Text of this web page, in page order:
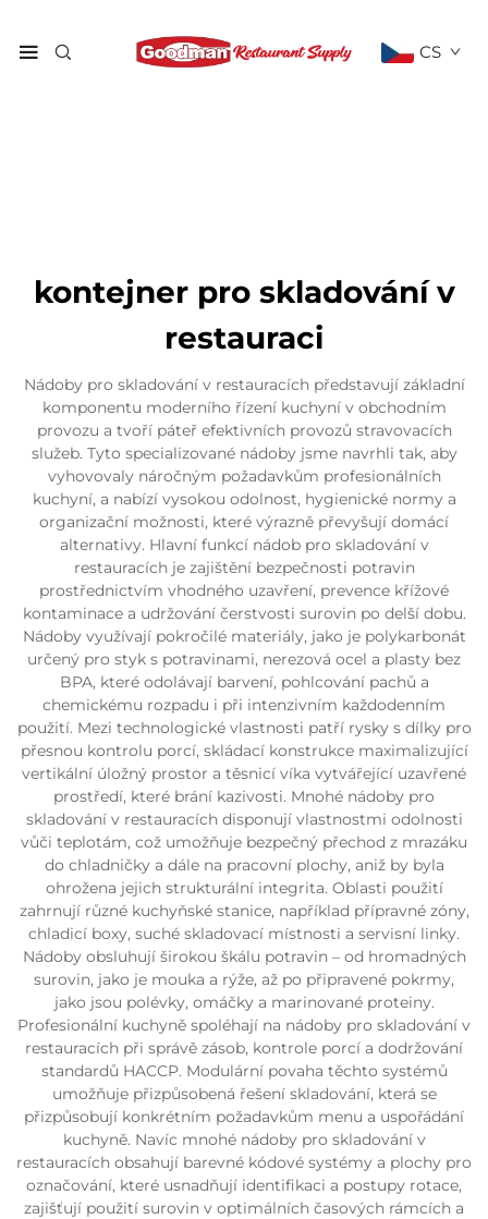
CS
kontejner pro skladování v
restauraci
Nádoby pro skladování v restauracích představují základní
komponentu moderního řízení kuchyní v obchodním
provozu a tvoří páteř efektivních provozů stravovacích
služeb. Tyto specializované nádoby jsme navrhli tak, aby
vyhovovaly náročným požadavkům profesionálních
kuchyní, a nabízí vysokou odolnost, hygienické normy a
organizační možnosti, které výrazně převyšují domácí
alternativy. Hlavní funkcí nádob pro skladování v
restauracích je zajištění bezpečnosti potravin
prostřednictvím vhodného uzavření, prevence křížové
kontaminace a udržování čerstvosti surovin po delší dobu.
Nádoby využívají pokročilé materiály, jako je polykarbonát
určený pro styk s potravinami, nerezová ocel a plasty bez
BPA, které odolávají barvení, pohlcování pachů a
chemickému rozpadu i při intenzivním každodenním
použití. Mezi technologické vlastnosti patří rysky s dílky pro
přesnou kontrolu porcí, skládací konstrukce maximalizující
vertikální úložný prostor a těsnicí víka vytvářející uzavřené
prostředí, které brání kazivosti. Mnohé nádoby pro
skladování v restauracích disponují vlastnostmi odolnosti
vůči teplotám, což umožňuje bezpečný přechod z mrazáku
do chladničky a dále na pracovní plochy, aniž by byla
ohrožena jejich strukturální integrita. Oblasti použití
zahrnují různé kuchyňské stanice, například přípravné zóny,
chladicí boxy, suché skladovací místnosti a servisní linky.
Nádoby obsluhují širokou škálu potravin – od hromadných
surovin, jako je mouka a rýže, až po připravené pokrmy,
jako jsou polévky, omáčky a marinované proteiny.
Profesionální kuchyně spoléhají na nádoby pro skladování v
restauracích při správě zásob, kontrole porcí a dodržování
standardů HACCP. Modulární povaha těchto systémů
umožňuje přizpůsobená řešení skladování, která se
přizpůsobují konkrétním požadavkům menu a uspořádání
kuchyně. Navíc mnohé nádoby pro skladování v
restauracích obsahují barevné kódové systémy a plochy pro
označování, které usnadňují identifikaci a postupy rotace,
zajišťují použití surovin v optimálních časových rámcích a